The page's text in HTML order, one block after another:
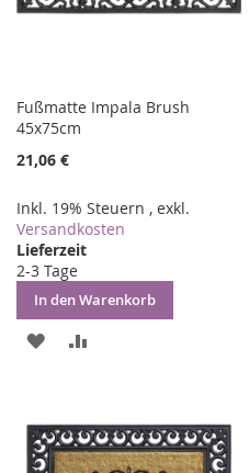
Fußmatte Impala Brush
45x75cm
21,06 €
Inkl. 19% Steuern , exkl.
Versandkosten
Lieferzeit
2-3 Tage
In den Warenkorb
ZUR